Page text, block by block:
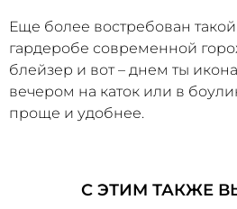
Еще более востребован
гардеробе современной
блейзер и вот – днем ты
вечером на каток или в
проще и удобнее.
С ЭТИМ ТАКЖЕ